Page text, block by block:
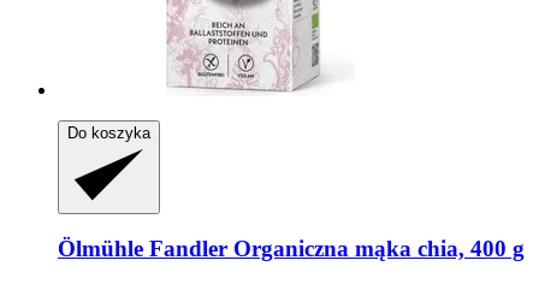
Do koszyka
Ölmühle Fandler Organiczna mąka chia, 400 g